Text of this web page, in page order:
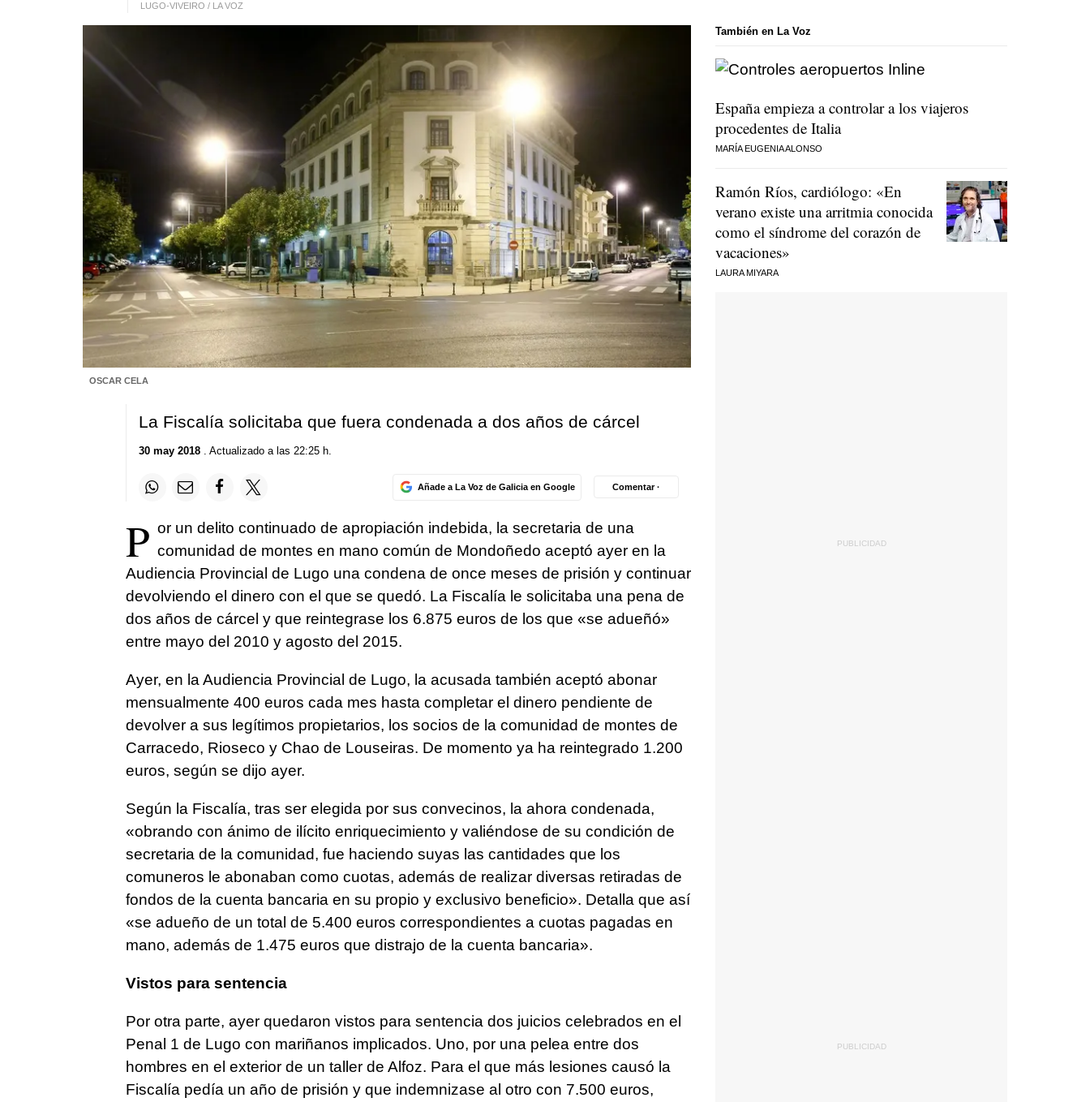
LUGO-VIVEIRO / LA VOZ
OSCAR CELA
La Fiscalía solicitaba que fuera condenada a dos años de cárcel
30 may 2018. Actualizado a las 22:25 h.
Añade a La Voz de Galicia en Google Comentar ·
P or un delito continuado de apropiación indebida, la secretaria de una
comunidad de montes en mano común de Mondoñedo aceptó ayer en la
Audiencia Provincial de Lugo una condena de once meses de prisión y continuar
devolviendo el dinero con el que se quedó. La Fiscalía le solicitaba una pena de
dos años de cárcel y que reintegrase los 6.875 euros de los que «se adueñó»
entre mayo del 2010 y agosto del 2015.
Ayer, en la Audiencia Provincial de Lugo, la acusada también aceptó abonar
mensualmente 400 euros cada mes hasta completar el dinero pendiente de
devolver a sus legítimos propietarios, los socios de la comunidad de montes de
Carracedo, Rioseco y Chao de Louseiras. De momento ya ha reintegrado 1.200
euros, según se dijo ayer.
Según la Fiscalía, tras ser elegida por sus convecinos, la ahora condenada,
«obrando con ánimo de ilícito enriquecimiento y valiéndose de su condición de
secretaria de la comunidad, fue haciendo suyas las cantidades que los
comuneros le abonaban como cuotas, además de realizar diversas retiradas de
fondos de la cuenta bancaria en su propio y exclusivo beneficio». Detalla que así
«se adueño de un total de 5.400 euros correspondientes a cuotas pagadas en
mano, además de 1.475 euros que distrajo de la cuenta bancaria».
Vistos para sentencia
Por otra parte, ayer quedaron vistos para sentencia dos juicios celebrados en el
Penal 1 de Lugo con mariñanos implicados. Uno, por una pelea entre dos
hombres en el exterior de un taller de Alfoz. Para el que más lesiones causó la
Fiscalía pedía un año de prisión y que indemnizase al otro con 7.500 euros,
También en La Voz
España empieza a controlar a los viajeros
procedentes de Italia
MARÍA EUGENIA ALONSO
Ramón Ríos, cardiólogo: «En
verano existe una arritmia conocida
como el síndrome del corazón de
vacaciones»
LAURA MIYARA